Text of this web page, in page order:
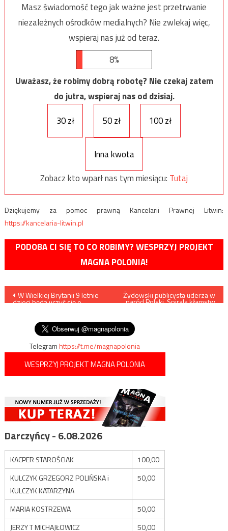
Masz świadomość tego jak ważne jest przetrwanie
niezależnych ośrodków medialnych? Nie zwlekaj więc,
wspieraj nas już od teraz.
8%
Uważasz, że robimy dobrą robotę? Nie czekaj zatem
do jutra, wspieraj nas od dzisiaj.
30 zł
50 zł 100 zł
Inna kwota
Zobacz kto wparł nas tym miesiącu: Tutaj
Dziękujemy za pomoc prawną Kancelarii Prawnej Litwin:
https://kancelaria-litwin.pl
PODOBA CI SIĘ TO CO ROBIMY? WESPRZYJ PROJEKT
MAGNA POLONIA!
Nawigacja
W Wielkiej Brytanii 9 letnie
dzieci będą uczyć się o
Żydowski publicysta uderza w
naród Polski. Spirala kłamstw
Telegramhttps://t.me/magnapolonia
WESPRZYJ PROJEKT MAGNA POLONIA
Darczyńcy - 6.08.2026
KACPER STAROŚCIAK
100,00
KULCZYK GRZEGORZ POLIŃSKA i
KULCZYK KATARZYNA
50,00
MARIA KOSTRZEWA
50,00
JERZY T MICHAJŁOWICZ
50,00